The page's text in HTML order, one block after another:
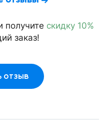
получите скидку 10%
заказ!
отзыв